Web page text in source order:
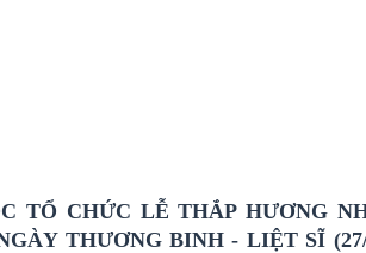
TỔ CHỨC LỄ THẮP HƯƠNG
THƯƠNG BINH - LIỆT SĨ (27/